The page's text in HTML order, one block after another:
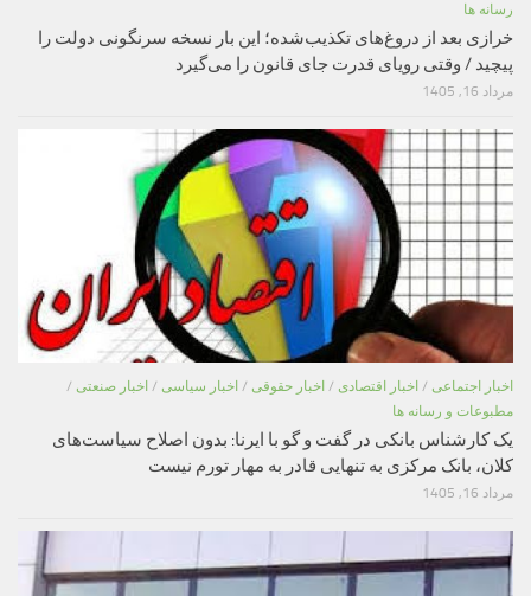
رسانه ها
خرازی بعد از دروغ‌های تکذیب‌شده؛ این بار نسخه سرنگونی دولت را
پیچید / وقتی رویای قدرت جای قانون را می‌گیرد
مرداد 16, 1405
اخبار اجتماعی / اخبار اقتصادی / اخبار حقوقی / اخبار سیاسی / اخبار صنعتی /
مطبوعات و رسانه ها
یک کارشناس بانکی در گفت و گو با ایرنا: بدون اصلاح سیاست‌های
کلان، بانک مرکزی به تنهایی قادر به مهار تورم نیست
مرداد 16, 1405